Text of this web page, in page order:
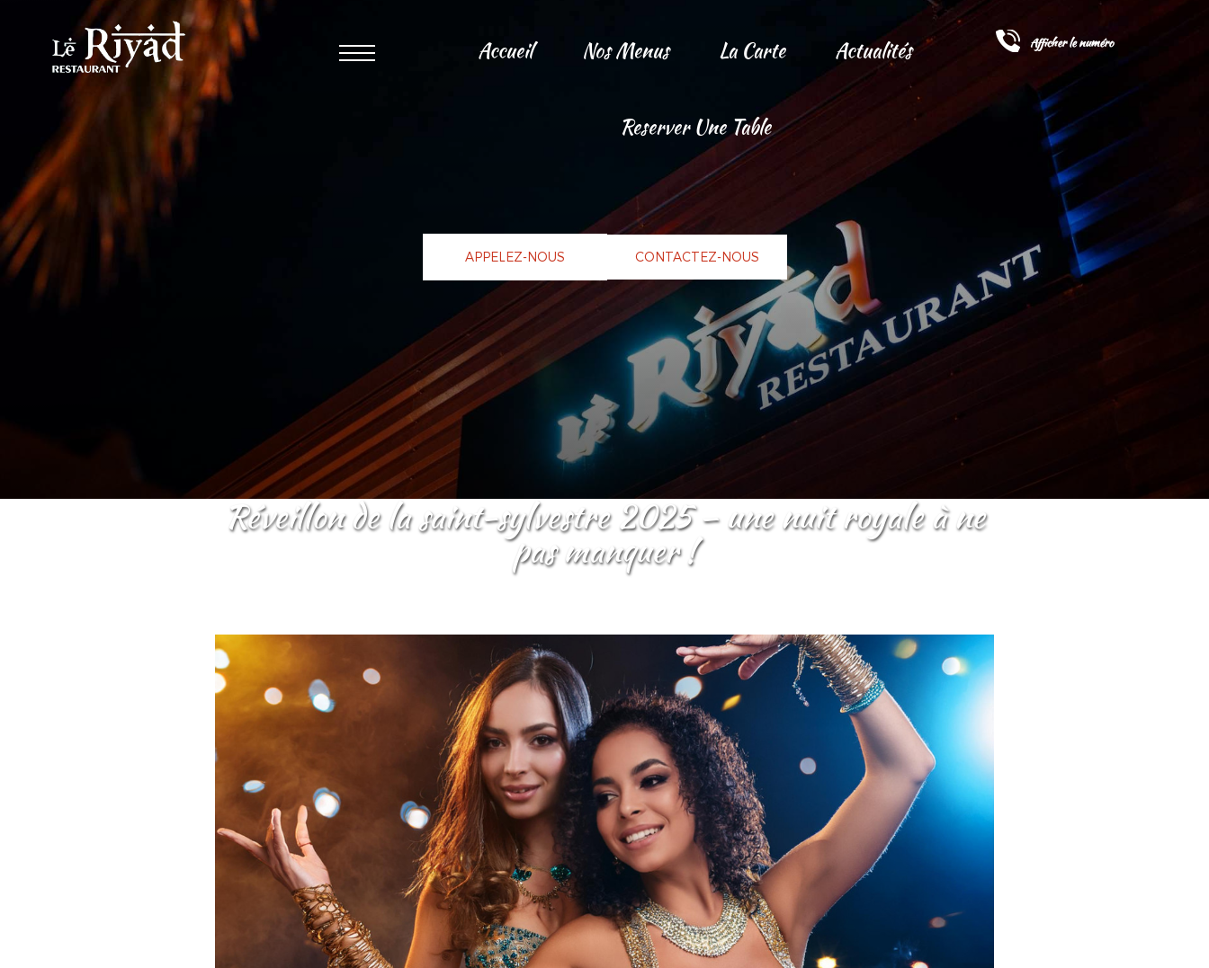
Accueil Nos Menus La Carte Actualités
Reserver Une Table
Afficher le numéro
APPELEZ-NOUS CONTACTEZ-NOUS
réveillon de la saint-sylvestre 2025 – une nuit royale à ne
pas manquer !